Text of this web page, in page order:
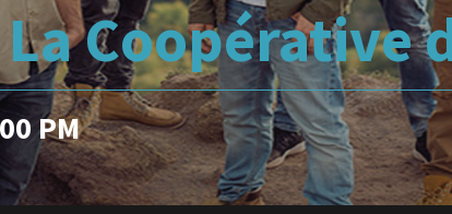
Coopérative
PM